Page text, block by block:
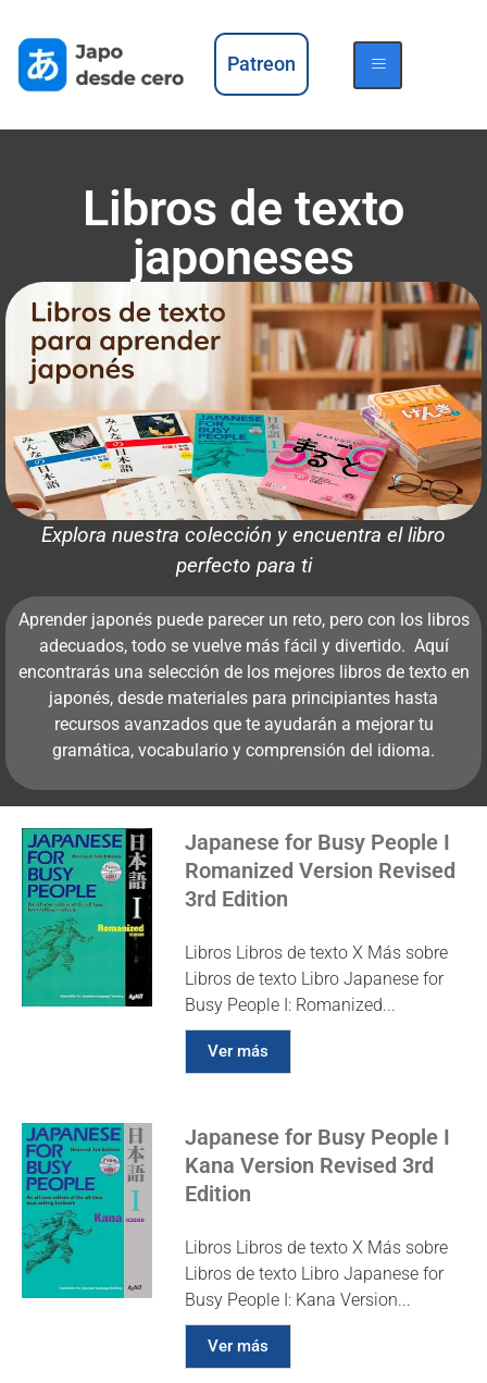
Patreon
Libros de texto
japoneses
Explora nuestra colección y encuentra el libro
perfecto para ti
Aprender japonés puede parecer un reto, pero con los libros
adecuados, todo se vuelve más fácil y divertido. Aquí
encontrarás una selección de los mejores libros de texto en
japonés, desde materiales para principiantes hasta
recursos avanzados que te ayudarán a mejorar tu
gramática, vocabulario y comprensión del idioma.
Japanese for Busy People I
Romanized Version Revised
3rd Edition
Libros Libros de texto X Más sobre
Libros de texto Libro Japanese for
Busy People I: Romanized...
Ver más
Japanese for Busy People I
Kana Version Revised 3rd
Edition
Libros Libros de texto X Más sobre
Libros de texto Libro Japanese for
Busy People I: Kana Version...
Ver más